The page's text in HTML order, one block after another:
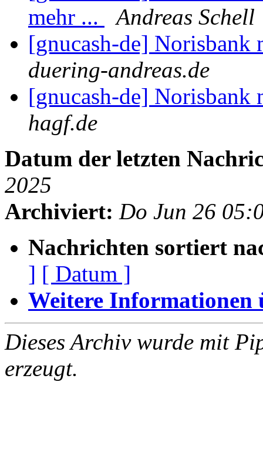
mehr ...
Andreas Schell
[gnucash-de]
duering-andreas.de
[gnucash-de]
hagf.de
Datum der letzten
2025
Archiviert: Do Jun 26
Nachrichten sortiert
] [ Datum ]
Weitere Informationen
Dieses Archiv wurde mit
erzeugt.